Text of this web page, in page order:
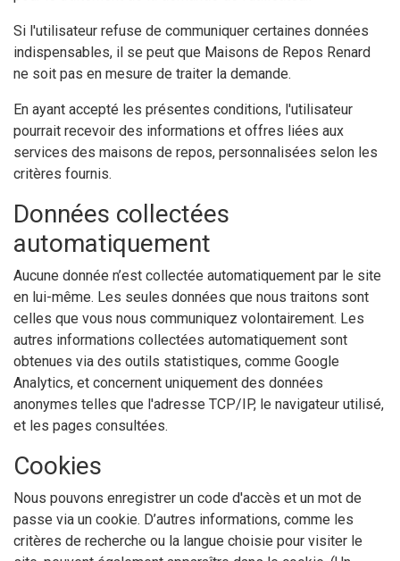
Si l'utilisateur refuse de communiquer certaines données
indispensables, il se peut que Maisons de Repos Renard
ne soit pas en mesure de traiter la demande.
En ayant accepté les présentes conditions, l'utilisateur
pourrait recevoir des informations et offres liées aux
services des maisons de repos, personnalisées selon les
critères fournis.
Données collectées
automatiquement
Aucune donnée n’est collectée automatiquement par le site
en lui-même. Les seules données que nous traitons sont
celles que vous nous communiquez volontairement. Les
autres informations collectées automatiquement sont
obtenues via des outils statistiques, comme Google
Analytics, et concernent uniquement des données
anonymes telles que l'adresse TCP/IP, le navigateur utilisé,
et les pages consultées.
Cookies
Nous pouvons enregistrer un code d'accès et un mot de
passe via un cookie. D’autres informations, comme les
critères de recherche ou la langue choisie pour visiter le